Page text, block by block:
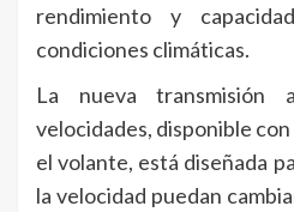
rendimiento y
condiciones climáticas.
La nueva transmisión
velocidades, disponible
el volante, está diseñada
la velocidad puedan